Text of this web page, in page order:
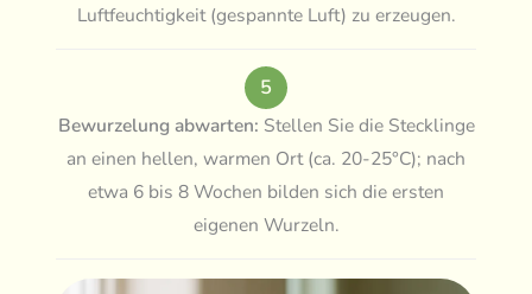
Luftfeuchtigkeit (gespannte Luft) zu erzeugen.
5
Bewurzelung abwarten: Stellen Sie die Stecklinge
an einen hellen, warmen Ort (ca. 20-25°C); nach
etwa 6 bis 8 Wochen bilden sich die ersten
eigenen Wurzeln.